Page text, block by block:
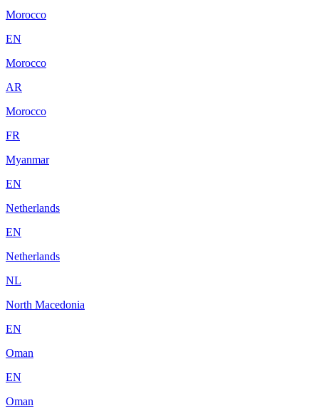
Morocco
EN
Morocco
AR
Morocco
FR
Myanmar
EN
Netherlands
EN
Netherlands
NL
North Macedonia
EN
Oman
EN
Oman